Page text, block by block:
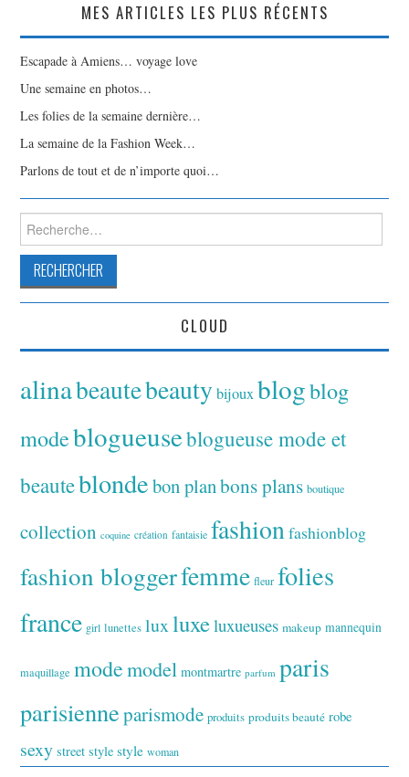
MES ARTICLES LES PLUS RÉCENTS
Escapade à Amiens… voyage love
Une semaine en photos…
Les folies de la semaine dernière…
La semaine de la Fashion Week…
Parlons de tout et de n’importe quoi…
Rechercher :
CLOUD
alinabeautebeauty bijoux blogblog
modeblogueuseblogueuse mode et
beauteblondebon planbons plans boutique
collection coquine création fantaisie fashionfashionblog
fashion bloggerfemme fleur folies
france girl lunettes luxluxeluxueuses makeup mannequin
maquillage modemodel montmartre parfum paris
parisienneparismode produits produits beauté robe
sexy street style style woman